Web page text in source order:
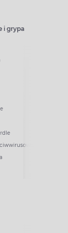
i grypa